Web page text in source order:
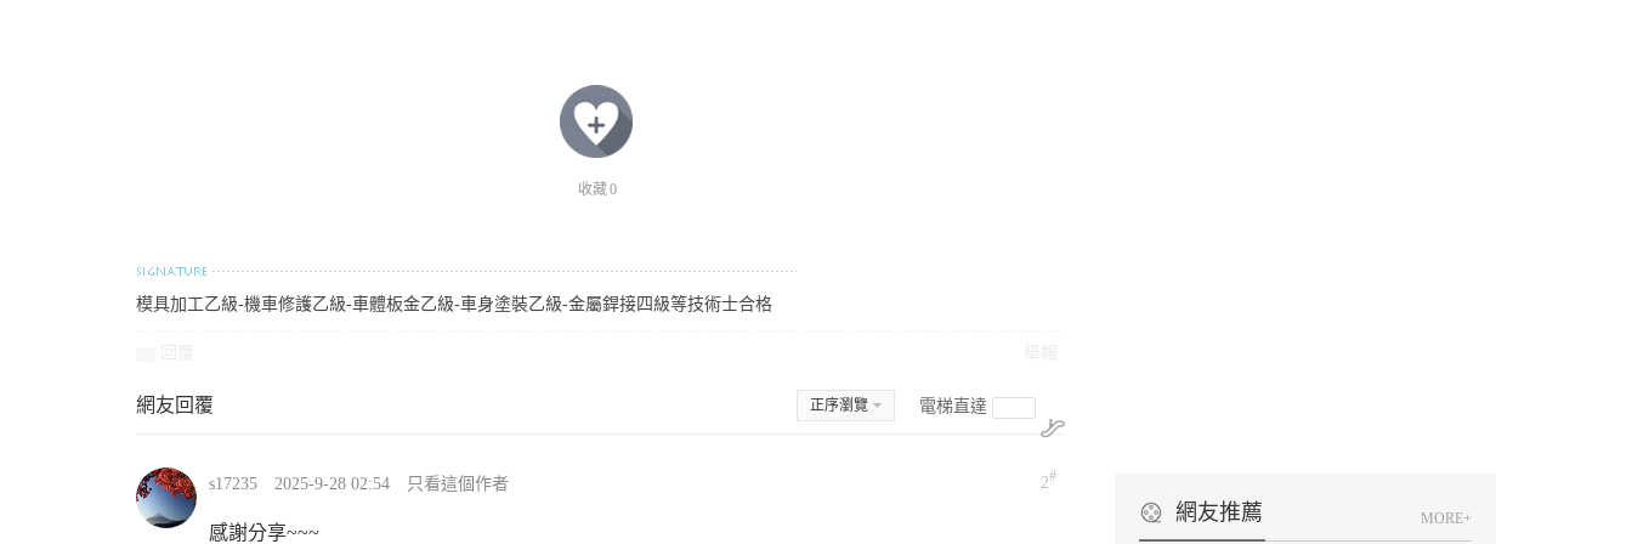
收藏0
模具加工乙級-機車修護乙級-車體板金乙級-車身塗裝乙級-金屬銲接四級等技術士合格
網友回覆 電梯直達
正序瀏覽
2#
s17235 2025-9-28 02:54 只看這個作者
感謝分享~~~
網友推薦 MORE+